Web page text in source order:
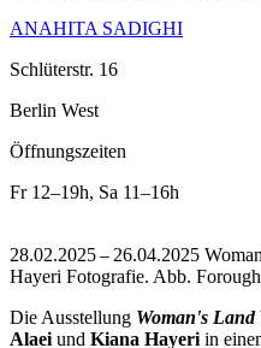
ANAHITA SADIGHI
Schlüterstr. 16
Berlin West
Öffnungszeiten
Fr 12–19h, Sa 11–16h
28.02.2025 – 26.04.2025
Hayeri Fotografie. Abb.
Die Ausstellung Woman's Land
Alaei und Kiana Hayeri in